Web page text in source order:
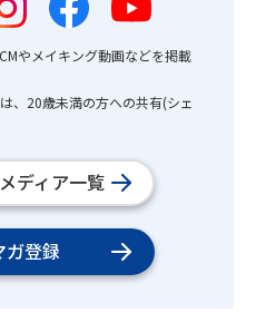
やメイキング動画などを掲載
、20歳未満の方への共有(シェ
ディア一覧
ガ登録